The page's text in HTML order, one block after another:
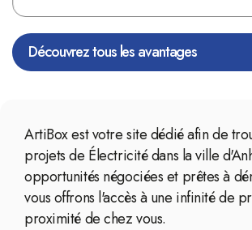
Découvrez tous les avantages
ArtiBox est votre site dédié afin de
projets de Électricité dans la ville
opportunités négociées et prêtes à
vous offrons l'accès à une infinité de
proximité de chez vous.